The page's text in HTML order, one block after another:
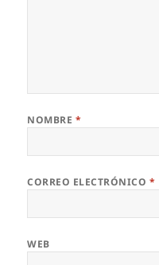
NOMBRE *
CORREO ELECTRÓNICO *
WEB